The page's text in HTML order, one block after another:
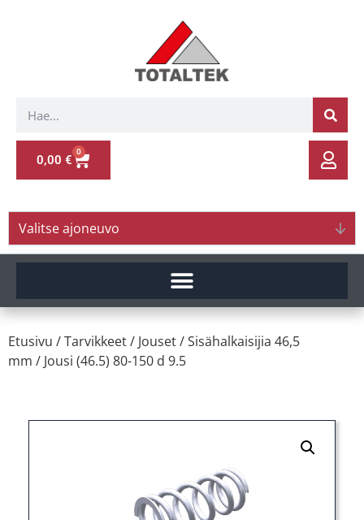
0,00 €
0
Valitse ajoneuvo
Etusivu /Tarvikkeet/ Jouset/Sisähalkaisijia 46,5
mm / Jousi (46.5) 80-150 d 9.5